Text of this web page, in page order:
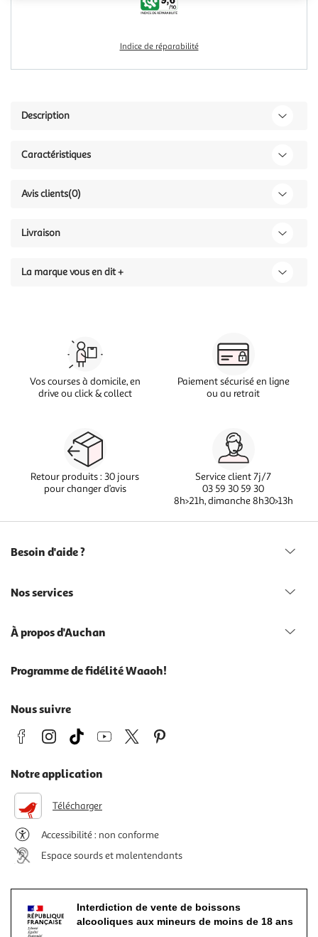
Indice de réparabilité
Description
Caractéristiques
Avis clients(0)
Livraison
La marque vous en dit +
Vos courses à domicile, en
drive ou click & collect
Paiement sécurisé en ligne
ou au retrait
Retour produits : 30 jours
pour changer d’avis
Service client 7j/7
03 59 30 59 30
8h>21h, dimanche 8h30>13h
Besoin d'aide ?
Nos services
À propos d'Auchan
Programme de fidélité Waaoh!
Nous suivre
Notre application
Télécharger
Accessibilité : non conforme
Espace sourds et malentendants
Interdiction de vente de boissons
alcooliques aux mineurs de moins de 18 ans